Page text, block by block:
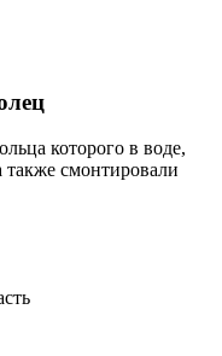
которого в воде,
смонтировали